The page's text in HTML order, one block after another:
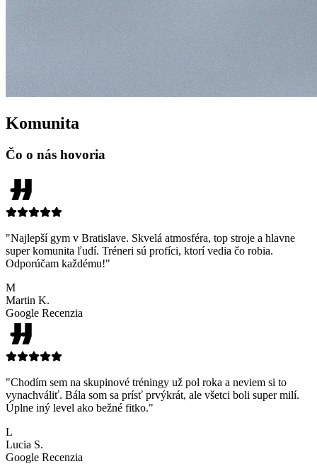
Komunita
Čo o nás hovoria
"Najlepší gym v Bratislave. Skvelá atmosféra, top stroje a hlavne
super komunita ľudí. Tréneri sú profíci, ktorí vedia čo robia.
Odporúčam každému!"
M
Martin K.
Google Recenzia
"Chodím sem na skupinové tréningy už pol roka a neviem si to
vynachváliť. Bála som sa prísť prvýkrát, ale všetci boli super milí.
Úplne iný level ako bežné fitko."
L
Lucia S.
Google Recenzia